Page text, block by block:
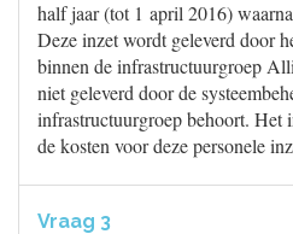
half jaar (tot 1 april 2016)
Deze inzet wordt geleverd door
binnen de infrastructuurgroep
niet geleverd door de
infrastructuurgroep behoort. Het
de kosten voor deze personele
Vraag 3